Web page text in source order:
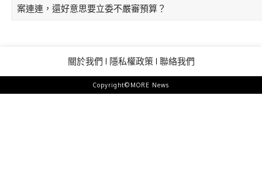
案連連，還好意思要立委不嚴審預算？
關於我們 隱私權政策 聯絡我們
Copyright©MORE News